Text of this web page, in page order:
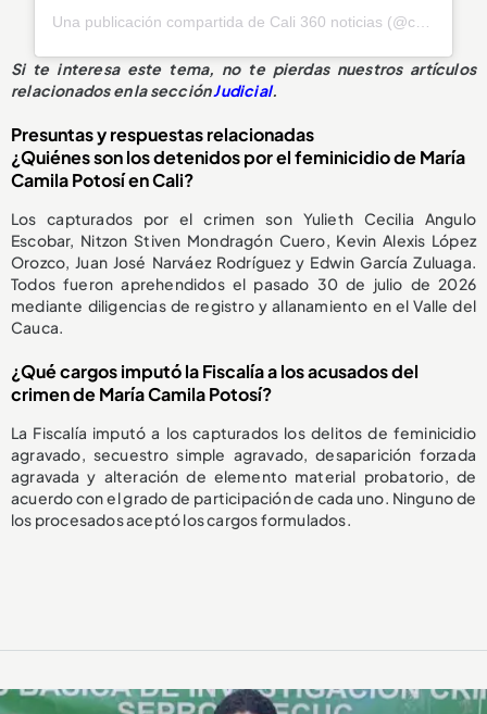
Una publicación compartida de Cali 360 noticias (@cali_360_noticias)
Si te interesa este tema, no te pierdas nuestros artículos
relacionados en la secciónJudicial.
Presuntas y respuestas relacionadas
¿Quiénes son los detenidos por el feminicidio de María
Camila Potosí en Cali?
Los capturados por el crimen son Yulieth Cecilia Angulo
Escobar, Nitzon Stiven Mondragón Cuero, Kevin Alexis López
Orozco, Juan José Narváez Rodríguez y Edwin García Zuluaga.
Todos fueron aprehendidos el pasado 30 de julio de 2026
mediante diligencias de registro y allanamiento en el Valle del
Cauca.
¿Qué cargos imputó la Fiscalía a los acusados del
crimen de María Camila Potosí?
La Fiscalía imputó a los capturados los delitos de feminicidio
agravado, secuestro simple agravado, desaparición forzada
agravada y alteración de elemento material probatorio, de
acuerdo con el grado de participación de cada uno. Ninguno de
los procesados aceptó los cargos formulados.